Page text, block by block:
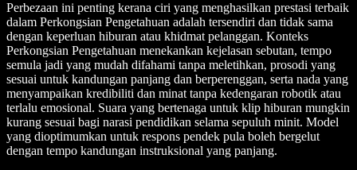
Perbezaan ini penting kerana ciri yang menghasilkan prestasi terbaik
dalam Perkongsian Pengetahuan adalah tersendiri dan tidak sama
dengan keperluan hiburan atau khidmat pelanggan. Konteks
Perkongsian Pengetahuan menekankan kejelasan sebutan, tempo
semula jadi yang mudah difahami tanpa meletihkan, prosodi yang
sesuai untuk kandungan panjang dan berperenggan, serta nada yang
menyampaikan kredibiliti dan minat tanpa kedengaran robotik atau
terlalu emosional. Suara yang bertenaga untuk klip hiburan mungkin
kurang sesuai bagi narasi pendidikan selama sepuluh minit. Model
yang dioptimumkan untuk respons pendek pula boleh bergelut
dengan tempo kandungan instruksional yang panjang.